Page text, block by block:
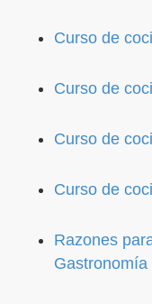
Curso de
Curso de
Curso de
Curso de
Razones